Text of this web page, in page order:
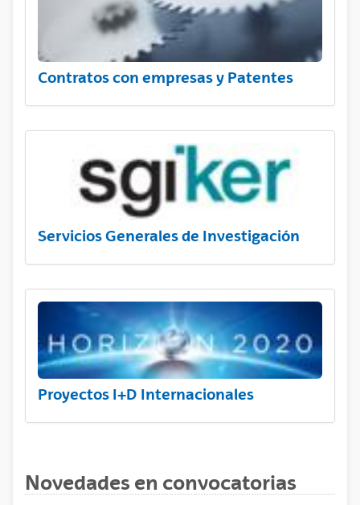
Contratos con empresas y Patentes
Servicios Generales de Investigación
Proyectos I+D Internacionales
Novedades en convocatorias